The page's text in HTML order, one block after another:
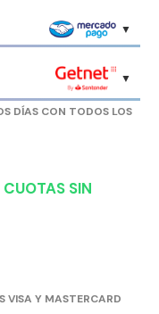
DÍAS CON TODOS LOS
CUOTAS SIN
VISA Y MASTERCARD